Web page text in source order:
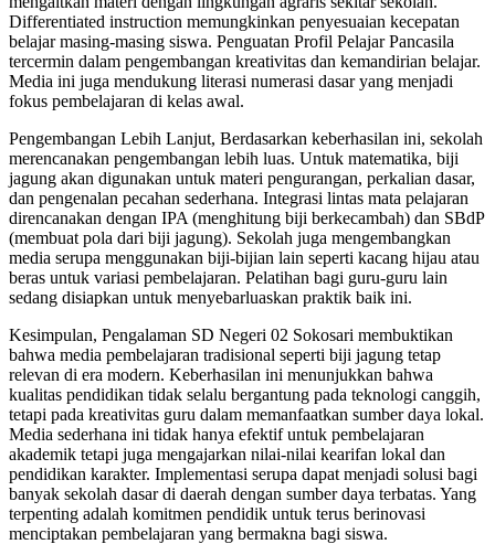
Differentiated instruction memungkinkan penyesuaian kecepatan
belajar masing-masing siswa. Penguatan Profil Pelajar Pancasila
tercermin dalam pengembangan kreativitas dan kemandirian belajar.
Media ini juga mendukung literasi numerasi dasar yang menjadi
fokus pembelajaran di kelas awal.
Pengembangan Lebih Lanjut, Berdasarkan keberhasilan ini, sekolah
merencanakan pengembangan lebih luas. Untuk matematika, biji
jagung akan digunakan untuk materi pengurangan, perkalian dasar,
dan pengenalan pecahan sederhana. Integrasi lintas mata pelajaran
direncanakan dengan IPA (menghitung biji berkecambah) dan SBdP
(membuat pola dari biji jagung). Sekolah juga mengembangkan
media serupa menggunakan biji-bijian lain seperti kacang hijau atau
beras untuk variasi pembelajaran. Pelatihan bagi guru-guru lain
sedang disiapkan untuk menyebarluaskan praktik baik ini.
Kesimpulan, Pengalaman SD Negeri 02 Sokosari membuktikan
bahwa media pembelajaran tradisional seperti biji jagung tetap
relevan di era modern. Keberhasilan ini menunjukkan bahwa
kualitas pendidikan tidak selalu bergantung pada teknologi canggih,
tetapi pada kreativitas guru dalam memanfaatkan sumber daya lokal.
Media sederhana ini tidak hanya efektif untuk pembelajaran
akademik tetapi juga mengajarkan nilai-nilai kearifan lokal dan
pendidikan karakter. Implementasi serupa dapat menjadi solusi bagi
banyak sekolah dasar di daerah dengan sumber daya terbatas. Yang
terpenting adalah komitmen pendidik untuk terus berinovasi
menciptakan pembelajaran yang bermakna bagi siswa.